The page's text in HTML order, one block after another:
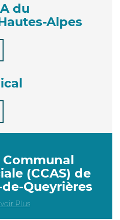
du
Alpes
Communal
(CCAS) de
Queyrières
Plus